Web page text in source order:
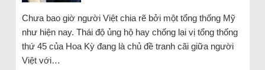
Chưa bao giờ người Việt chia rẽ bởi một tổng thống Mỹ
như hiện nay. Thái độ ủng hộ hay chống lại vị tổng thống
thứ 45 của Hoa Kỳ đang là chủ đề tranh cãi giữa người
Việt với…